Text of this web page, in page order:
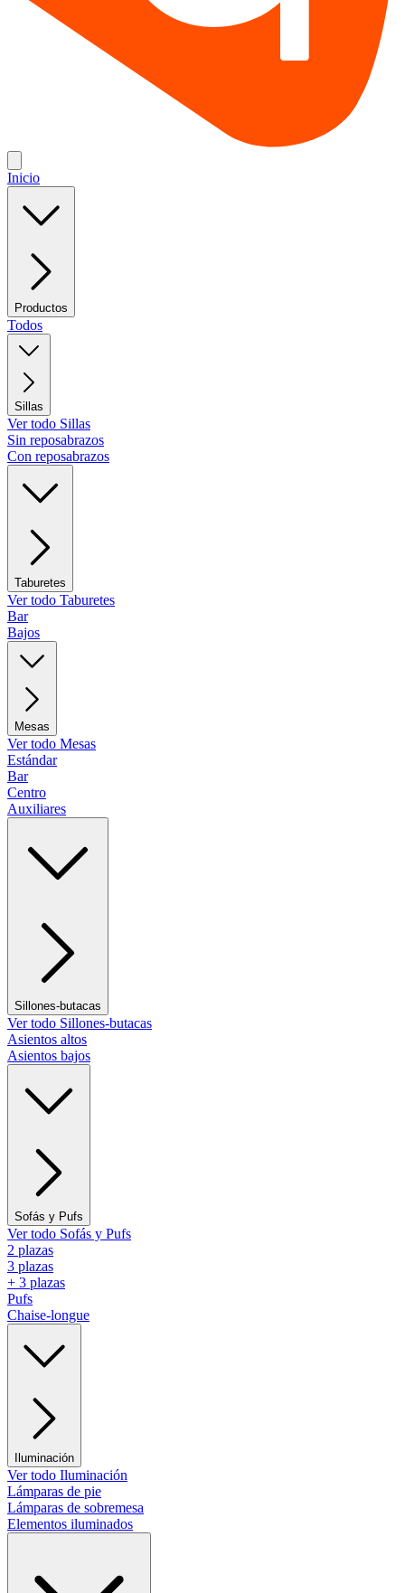
Inicio
Productos
Todos
Sillas
Ver todo Sillas
Sin reposabrazos
Con reposabrazos
Taburetes
Ver todo Taburetes
Bar
Bajos
Mesas
Ver todo Mesas
Estándar
Bar
Centro
Auxiliares
Sillones-butacas
Ver todo Sillones-butacas
Asientos altos
Asientos bajos
Sofás y Pufs
Ver todo Sofás y Pufs
2 plazas
3 plazas
+ 3 plazas
Pufs
Chaise-longue
Iluminación
Ver todo Iluminación
Lámparas de pie
Lámparas de sobremesa
Elementos iluminados